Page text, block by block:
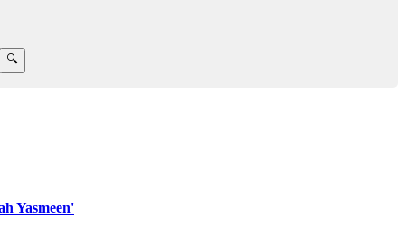
Yasmeen'